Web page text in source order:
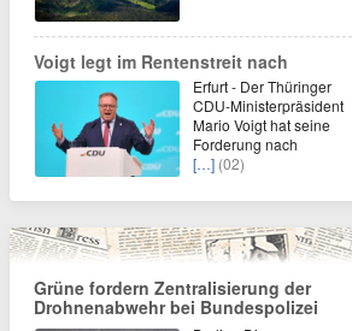
Voigt legt im Rentenstreit nach
Erfurt - Der Thüringer
CDU-Ministerpräsident
Mario Voigt hat seine
Forderung nach
[…] (02)
Grüne fordern Zentralisierung der
Drohnenabwehr bei Bundespolizei